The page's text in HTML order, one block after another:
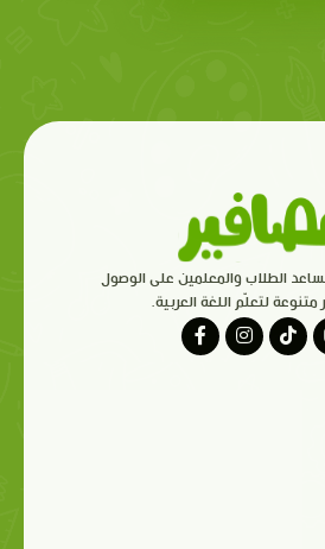
الطلاب والمعلمين على الوصول
متنوعة لتعلّم اللغة العربية.